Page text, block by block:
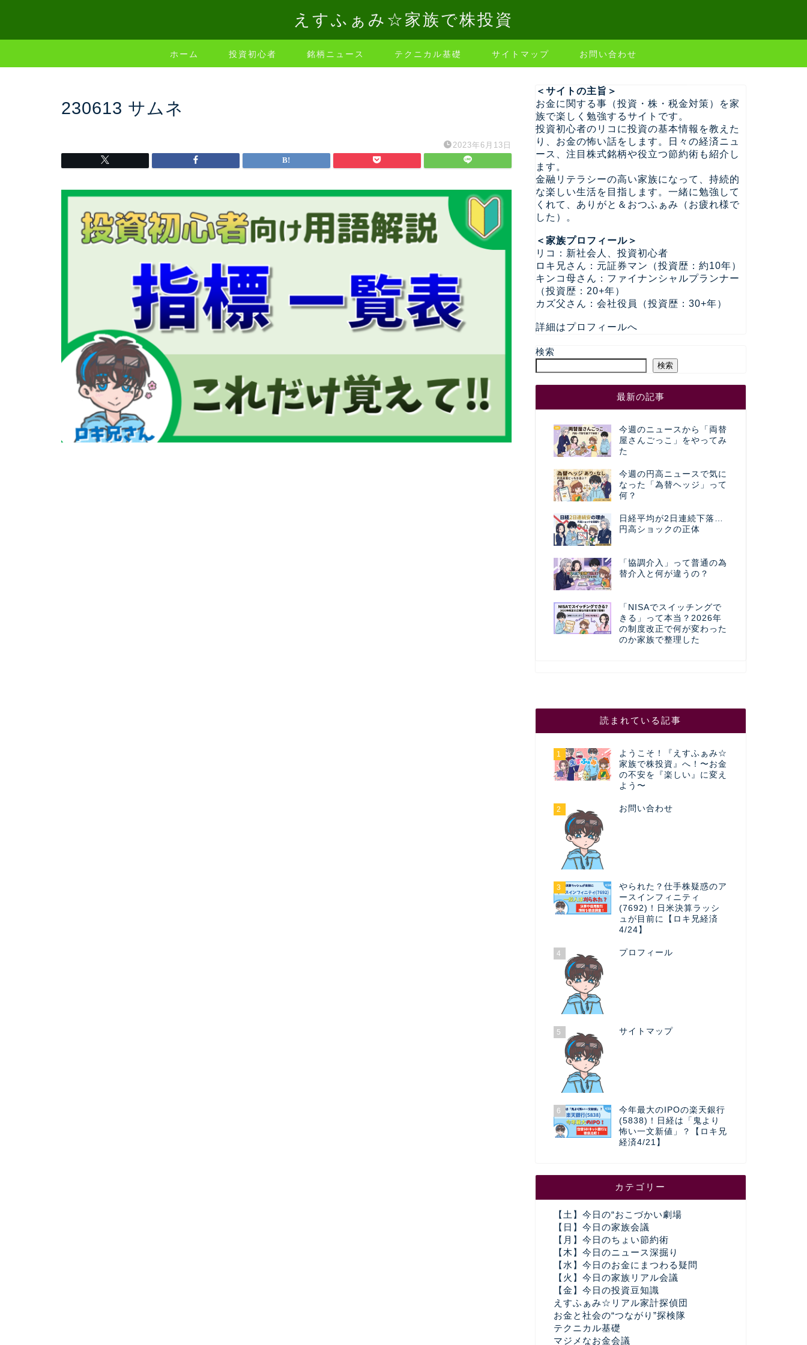
えすふぁみ☆家族で株投資
ホーム 投資初心者 銘柄ニュース テクニカル基礎 サイトマップ お問い合わせ
230613 サムネ
2023年6月13日
＜サイトの主旨＞
お金に関する事（投資・株・税金対策）を家
族で楽しく勉強するサイトです。
投資初心者のリコに投資の基本情報を教えた
り、お金の怖い話をします。日々の経済ニュ
ース、注目株式銘柄や役立つ節約術も紹介し
ます。
金融リテラシーの高い家族になって、持続的
な楽しい生活を目指します。一緒に勉強して
くれて、ありがと＆おつふぁみ（お疲れ様で
した）。
＜家族プロフィール＞
リコ：新社会人、投資初心者
ロキ兄さん：元証券マン（投資歴：約10年）
キンコ母さん：ファイナンシャルプランナー
（投資歴：20+年）
カズ父さん：会社役員（投資歴：30+年）
詳細はプロフィールへ
検索
検索
最新の記事
今週のニュースから「両替
屋さんごっこ」をやってみ
た
今週の円高ニュースで気に
なった「為替ヘッジ」って
何？
日経平均が2日連続下落…
円高ショックの正体
「協調介入」って普通の為
替介入と何が違うの？
「NISAでスイッチングで
きる」って本当？2026年
の制度改正で何が変わった
のか家族で整理した
読まれている記事
1
ようこそ！『えすふぁみ☆
家族で株投資』へ！〜お金
の不安を『楽しい』に変え
よう〜
2 お問い合わせ
3
やられた？仕手株疑惑のア
ースインフィニティ
(7692)！日米決算ラッシ
ュが目前に【ロキ兄経済
4/24】
4 プロフィール
5 サイトマップ
6
今年最大のIPOの楽天銀行
(5838)！日経は「鬼より
怖い一文新値」？【ロキ兄
経済4/21】
カテゴリー
【土】今日の“おこづかい劇場
【日】今日の家族会議
【月】今日のちょい節約術
【木】今日のニュース深掘り
【水】今日のお金にまつわる疑問
【火】今日の家族リアル会議
【金】今日の投資豆知識
えすふぁみ☆リアル家計探偵団
お金と社会の“つながり”探検隊
テクニカル基礎
マジメなお金会議